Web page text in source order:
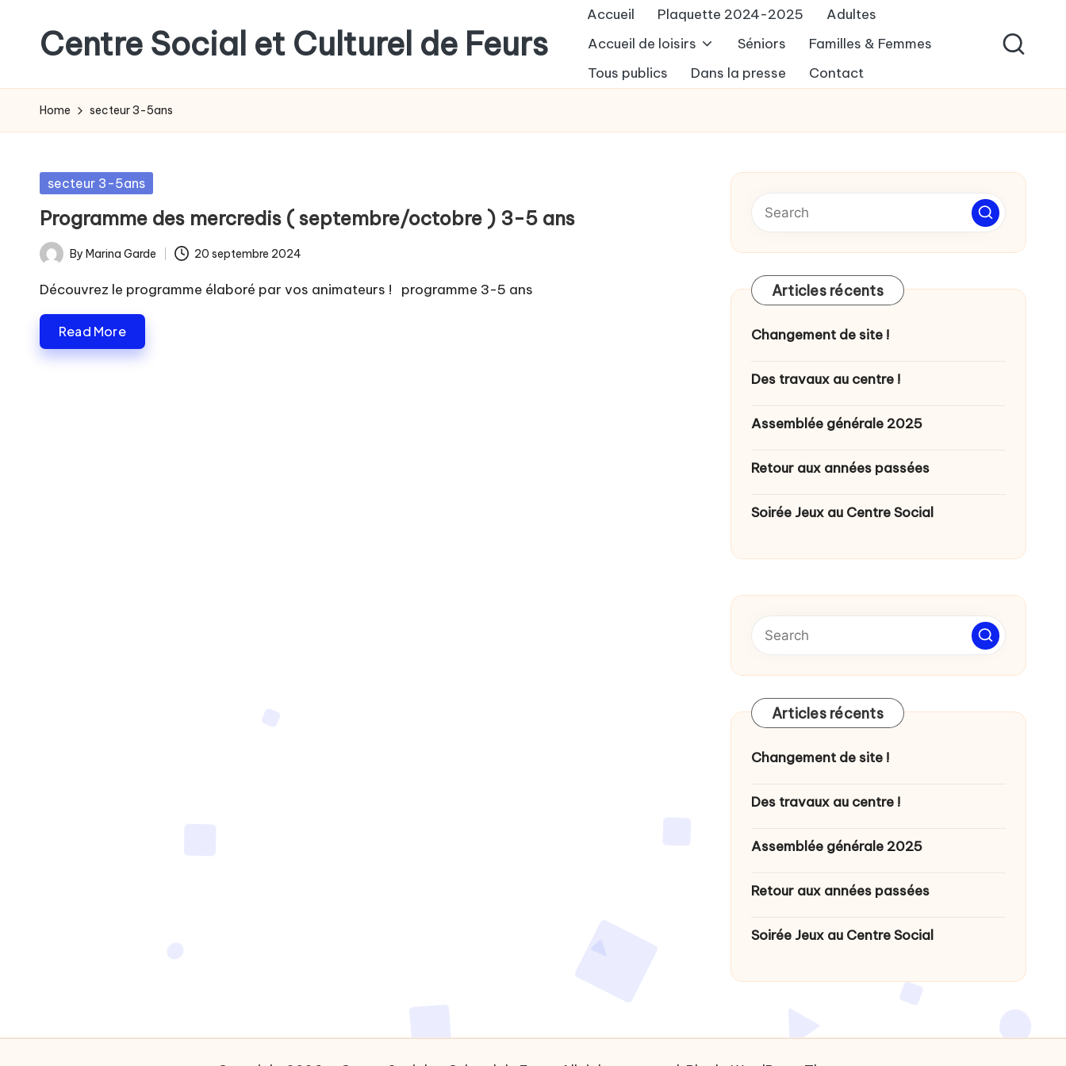
content
Centre Social et Culturel de Feurs
de
projets
pour
les
foréziens
Accueil Plaquette 2024-2025
Adultes
Accueil de loisirs
Séniors
Familles & Femmes
Tous publics
Dans la presse Contact
Home secteur 3-5ans
Posted
secteur 3-5ans
Programme des mercredis ( septembre/octobre ) 3-5 ans
Posted
by
By Marina Garde 20 septembre 2024
Découvrez le programme élaboré par vos animateurs ! programme 3-5 ans
Read More
Articles récents
Changement de site !
Des travaux au centre !
Assemblée générale 2025
Retour aux années passées
Soirée Jeux au Centre Social
Articles récents
Changement de site !
Des travaux au centre !
Assemblée générale 2025
Retour aux années passées
Soirée Jeux au Centre Social